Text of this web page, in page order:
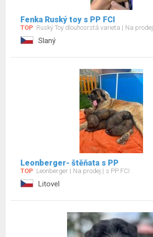
Fenka Ruský toy s PP FCI
TOP Ruský Toy dlouhosrstá varieta Na prodej
Slaný
Leonberger- štěňata s PP
TOP Leonberger Na prodej s PP FCI
Litovel